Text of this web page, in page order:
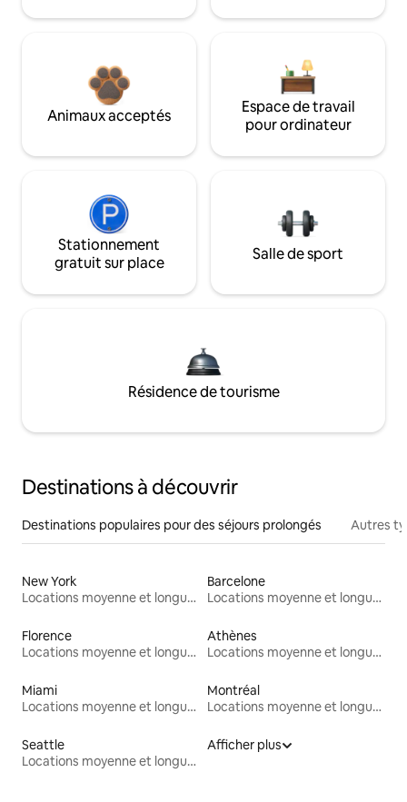
Animaux acceptés
Espace de travail
pour ordinateur
Stationnement
gratuit sur place
Salle de sport
Résidence de tourisme
Destinations à découvrir
Destinations populaires pour des séjours prolongés Autres
New York
Locations moyenne et longue durée
Barcelone
Locations moyenne et longue durée
Florence
Locations moyenne et longue durée
Athènes
Locations moyenne et longue durée
Miami
Locations moyenne et longue durée
Montréal
Locations moyenne et longue durée
Seattle
Locations moyenne et longue durée
Afficher plus